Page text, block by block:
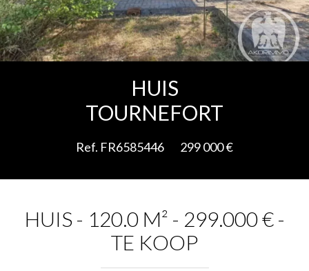
HUIS
TOURNEFORT
Ref. FR6585446 299 000 €
HUIS - 120.0 M² - 299.000 € -
TE KOOP